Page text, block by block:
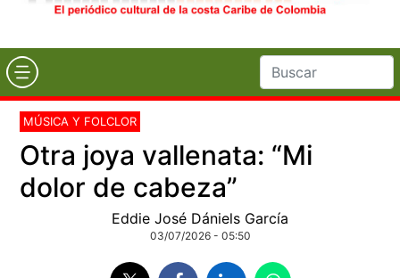
MÚSICA Y FOLCLOR
Otra joya vallenata: “Mi
dolor de cabeza”
Eddie José Dániels García
03/07/2026 - 05:50